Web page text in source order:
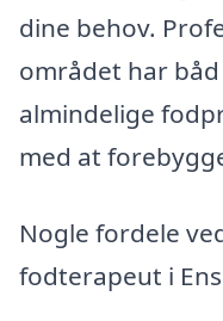
dine behov.
området har
almindelige
med at
Nogle fordele
fodterapeut i